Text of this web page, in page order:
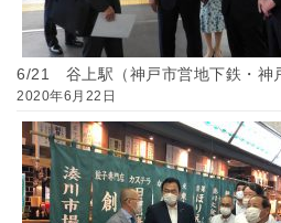
6/21 谷上駅（神戸市営地下鉄・神
2020年6月22日